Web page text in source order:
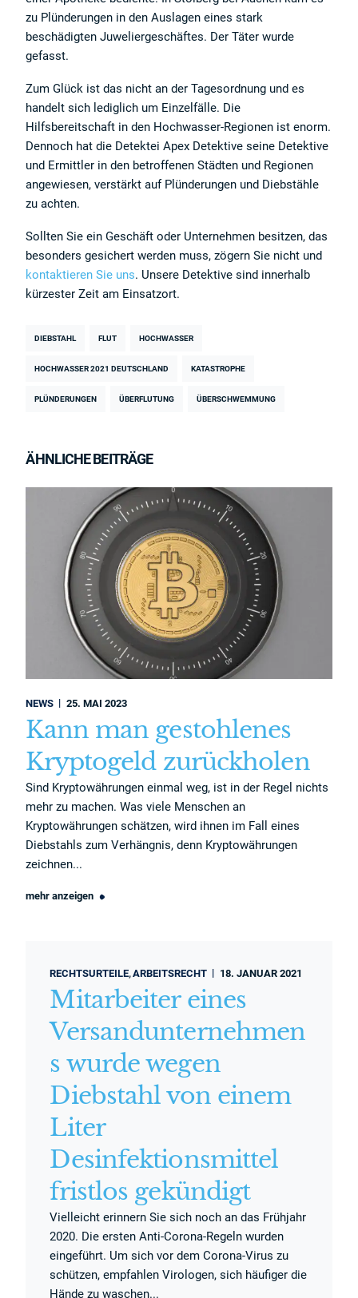
zu Plünderungen in den Auslagen eines stark
beschädigten Juweliergeschäftes. Der Täter wurde
gefasst.
Zum Glück ist das nicht an der Tagesordnung und es
handelt sich lediglich um Einzelfälle. Die
Hilfsbereitschaft in den Hochwasser-Regionen ist enorm.
Dennoch hat die Detektei Apex Detektive seine Detektive
und Ermittler in den betroffenen Städten und Regionen
angewiesen, verstärkt auf Plünderungen und Diebstähle
zu achten.
Sollten Sie ein Geschäft oder Unternehmen besitzen, das
besonders gesichert werden muss, zögern Sie nicht und
kontaktieren Sie uns. Unsere Detektive sind innerhalb
kürzester Zeit am Einsatzort.
DIEBSTAHL FLUT HOCHWASSER
HOCHWASSER 2021 DEUTSCHLAND KATASTROPHE
PLÜNDERUNGEN ÜBERFLUTUNG ÜBERSCHWEMMUNG
ÄHNLICHE BEITRÄGE
NEWS 25. MAI 2023
Kann man gestohlenes
Kryptogeld zurückholen
Sind Kryptowährungen einmal weg, ist in der Regel nichts
mehr zu machen. Was viele Menschen an
Kryptowährungen schätzen, wird ihnen im Fall eines
Diebstahls zum Verhängnis, denn Kryptowährungen
zeichnen...
mehr anzeigen
RECHTSURTEILE ARBEITSRECHT 18. JANUAR 2021
Mitarbeiter eines
Versandunternehmen
s wurde wegen
Diebstahl von einem
Liter
Desinfektionsmittel
fristlos gekündigt
Vielleicht erinnern Sie sich noch an das Frühjahr
2020. Die ersten Anti-Corona-Regeln wurden
eingeführt. Um sich vor dem Corona-Virus zu
schützen, empfahlen Virologen, sich häufiger die
Hände zu waschen...